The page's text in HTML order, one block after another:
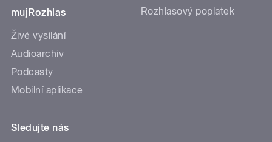
mujRozhlas
Živé vysílání
Audioarchiv
Podcasty
Mobilní aplikace
Rozhlasový poplatek
Sledujte nás